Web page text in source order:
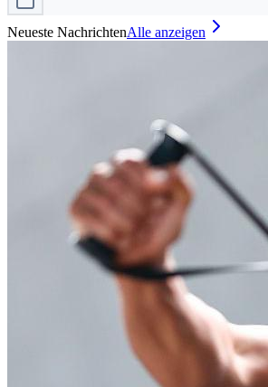
Neueste NachrichtenAlle anzeigen